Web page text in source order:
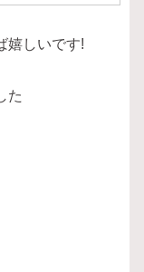
嬉しいです!
た